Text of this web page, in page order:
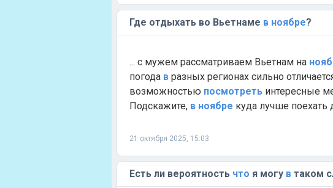
Где отдыхать во Вьетнаме в ноябре?
... с мужем рассматриваем Вьетнам на
погода в разных регионах сильно
возможностью посмотреть интересные
Подскажите, в ноябре куда лучше поехать
21 октября 2025, 15:03
Есть ли вероятность что я могу в таком